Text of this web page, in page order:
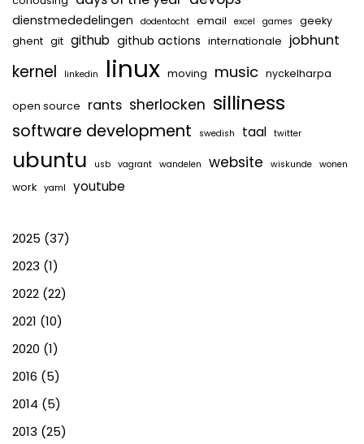
dienstmededelingen dodentocht email excel games
geeky
ghent git github github actions internationale jobhunt
kernel linkedin linux moving music nyckelharpa
open source rants sherlocken silliness
software development swedish taal twitter
ubuntu usb vagrant wandelen website wiskunde wonen
work yaml youtube
2025 (37)
2023 (1)
2022 (22)
2021 (10)
2020 (1)
2016 (5)
2014 (5)
2013 (25)